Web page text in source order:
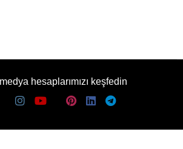
hesaplarımızı keşfedin